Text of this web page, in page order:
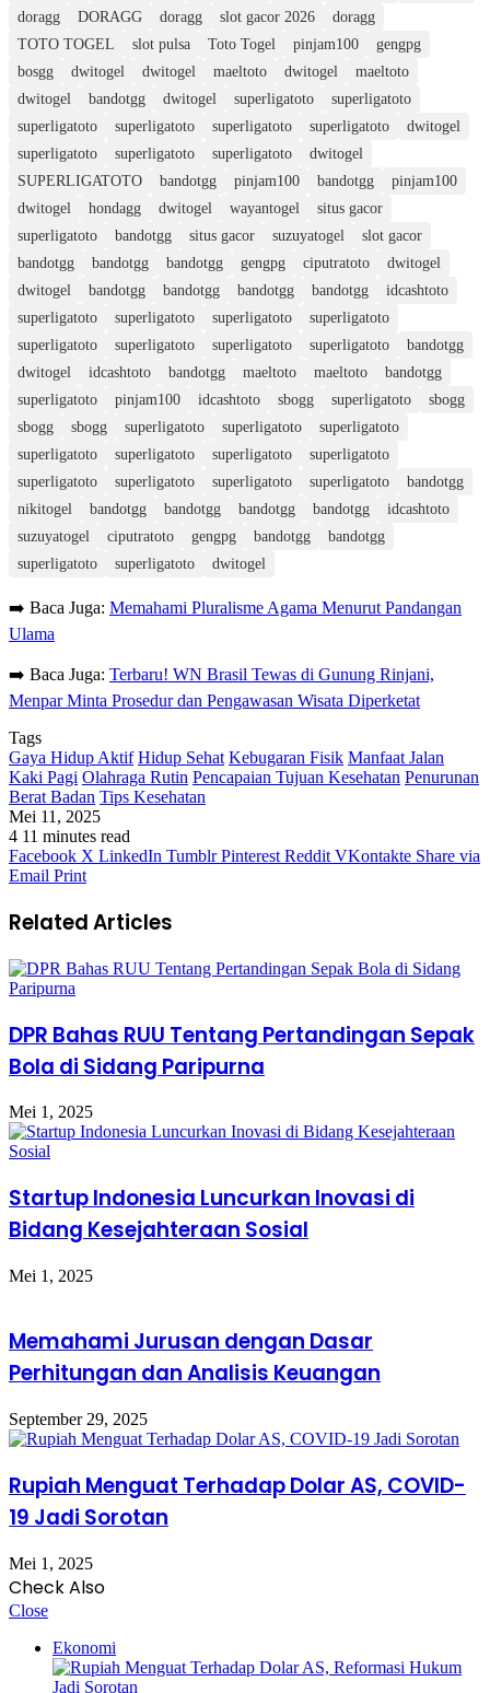
doragg
DORAGG doragg slot gacor 2026
doragg
TOTO TOGEL
slot pulsa Toto Togel pinjam100
gengpg
bosgg
dwitogel dwitogel maeltoto dwitogel
maeltoto
dwitogel
bandotgg dwitogel superligatoto
superligatoto
superligatoto
superligatoto superligatoto superligatoto
dwitogel
superligatoto
superligatoto superligatoto
dwitogel
SUPERLIGATOTO
bandotgg pinjam100 bandotgg
pinjam100
dwitogel
hondagg dwitogel wayantogel
situs gacor
superligatoto
bandotgg situs gacor suzuyatogel
slot gacor
bandotgg
bandotgg bandotgg gengpg ciputratoto
dwitogel
dwitogel
bandotgg bandotgg bandotgg bandotgg
idcashtoto
superligatoto
superligatoto superligatoto
superligatoto
superligatoto
superligatoto superligatoto superligatoto
bandotgg
dwitogel
idcashtoto bandotgg maeltoto maeltoto
bandotgg
superligatoto
pinjam100 idcashtoto sbogg superligatoto
sbogg
sbogg
sbogg superligatoto superligatoto
superligatoto
superligatoto
superligatoto superligatoto
superligatoto
superligatoto
superligatoto superligatoto superligatoto
bandotgg
nikitogel
bandotgg bandotgg bandotgg bandotgg
idcashtoto
suzuyatogel
ciputratoto gengpg bandotgg
bandotgg
superligatoto
superligatoto dwitogel
➡️ Baca Juga: Memahami Pluralisme Agama Menurut Pandangan
Ulama
➡️ Baca Juga: Terbaru! WN Brasil Tewas di Gunung Rinjani,
Menpar Minta Prosedur dan Pengawasan Wisata Diperketat
Tags
Gaya Hidup Aktif Hidup Sehat Kebugaran Fisik Manfaat Jalan
Kaki Pagi Olahraga Rutin Pencapaian Tujuan Kesehatan Penurunan
Berat Badan Tips Kesehatan
Mei 11, 2025
4 11 minutes read
Facebook X LinkedIn Tumblr Pinterest Reddit VKontakte Share via
Email Print
Related Articles
DPR Bahas RUU Tentang Pertandingan Sepak
Bola di Sidang Paripurna
Mei 1, 2025
Startup Indonesia Luncurkan Inovasi di
Bidang Kesejahteraan Sosial
Mei 1, 2025
Memahami Jurusan dengan Dasar
Perhitungan dan Analisis Keuangan
September 29, 2025
Rupiah Menguat Terhadap Dolar AS, COVID-
19 Jadi Sorotan
Mei 1, 2025
Check Also
Close
Ekonomi